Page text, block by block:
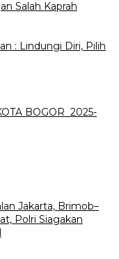
Salah Kaprah
: Lindungi Diri, Pilih
BOGOR 2025-
Jakarta, Brimob–
Polri Siagakan